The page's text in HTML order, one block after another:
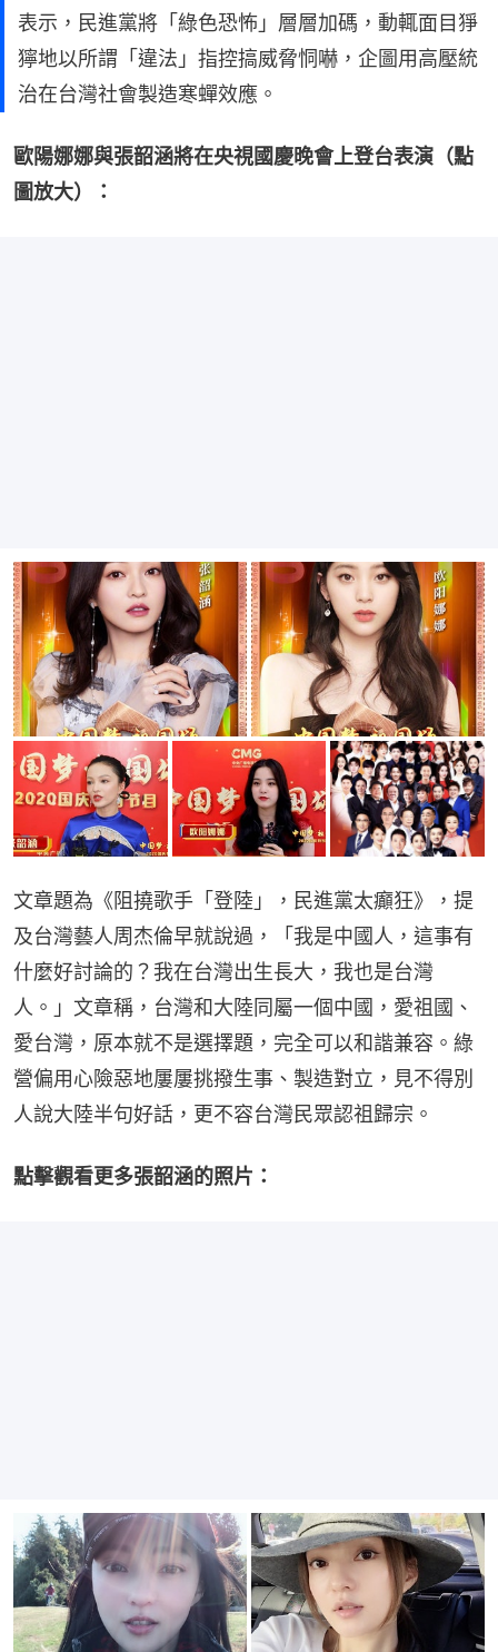
表示，民進黨將「綠色恐怖」層層加碼，動輒面目猙
獰地以所謂「違法」指控搞威脅恫嚇，企圖用高壓統
治在台灣社會製造寒蟬效應。
歐陽娜娜與張韶涵將在央視國慶晚會上登台表演（點
圖放大）：
文章題為《阻撓歌手「登陸」，民進黨太癲狂》，提
及台灣藝人周杰倫早就說過，「我是中國人，這事有
什麼好討論的？我在台灣出生長大，我也是台灣
人。」文章稱，台灣和大陸同屬一個中國，愛祖國、
愛台灣，原本就不是選擇題，完全可以和諧兼容。綠
營偏用心險惡地屢屢挑撥生事、製造對立，見不得別
人說大陸半句好話，更不容台灣民眾認祖歸宗。
點擊觀看更多張韶涵的照片：